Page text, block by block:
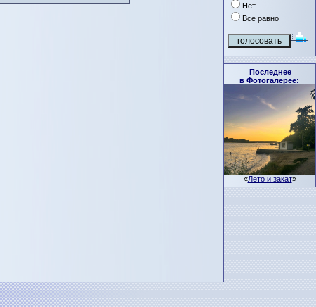
Нет
Все равно
Последнее
в Фотогалерее:
«Лето и закат»